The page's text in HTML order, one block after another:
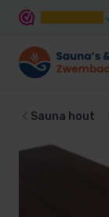
Sauna hout